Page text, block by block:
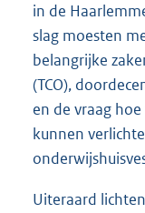
in de
slag moesten
belangrijke
(TCO),
en de vraag
kunnen
Uiteraard